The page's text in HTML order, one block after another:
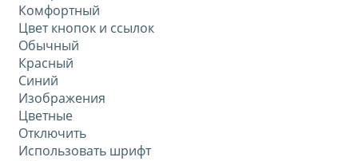
Комфортный
Цвет кнопок и ссылок
Обычный
Красный
Синий
Изображения
Цветные
Отключить
Использовать шрифт